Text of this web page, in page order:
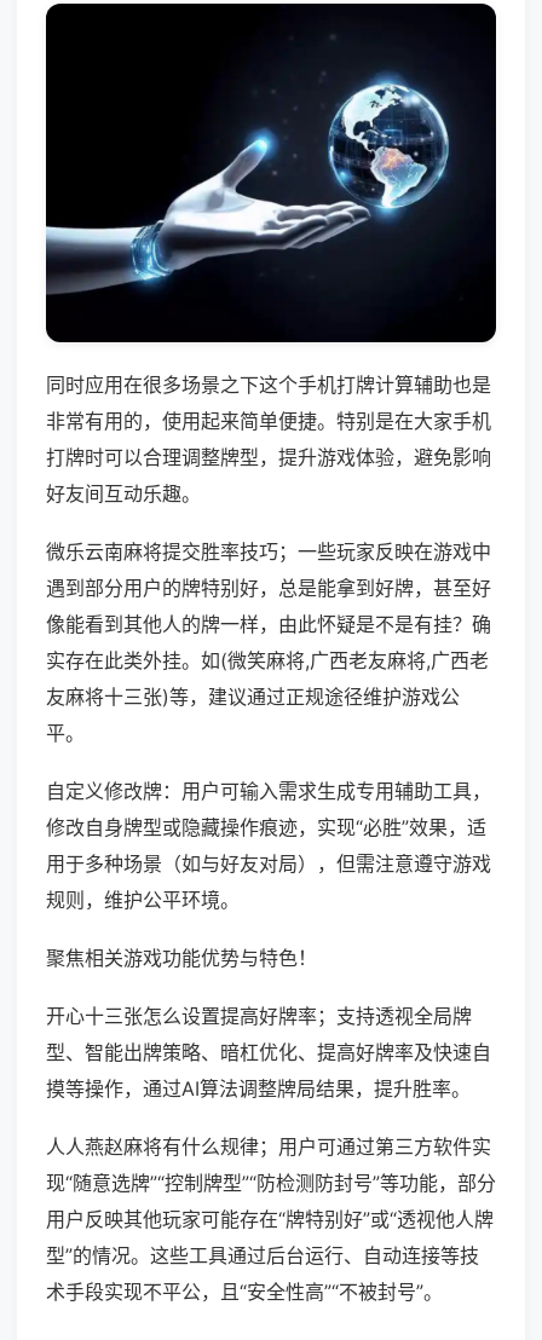
同时应用在很多场景之下这个手机打牌计算辅助也是
非常有用的，使用起来简单便捷。特别是在大家手机
打牌时可以合理调整牌型，提升游戏体验，避免影响
好友间互动乐趣。
微乐云南麻将提交胜率技巧；一些玩家反映在游戏中
遇到部分用户的牌特别好，总是能拿到好牌，甚至好
像能看到其他人的牌一样，由此怀疑是不是有挂？确
实存在此类外挂。如(微笑麻将,广西老友麻将,广西老
友麻将十三张)等，建议通过正规途径维护游戏公
平。
自定义修改牌：用户可输入需求生成专用辅助工具，
修改自身牌型或隐藏操作痕迹，实现“必胜”效果，适
用于多种场景（如与好友对局），但需注意遵守游戏
规则，维护公平环境。
聚焦相关游戏功能优势与特色！
开心十三张怎么设置提高好牌率；支持透视全局牌
型、智能出牌策略、暗杠优化、提高好牌率及快速自
摸等操作，通过AI算法调整牌局结果，提升胜率。
人人燕赵麻将有什么规律；用户可通过第三方软件实
现“随意选牌”“控制牌型”“防检测防封号”等功能，部分
用户反映其他玩家可能存在“牌特别好”或“透视他人牌
型”的情况。这些工具通过后台运行、自动连接等技
术手段实现不平公，且“安全性高”“不被封号”。